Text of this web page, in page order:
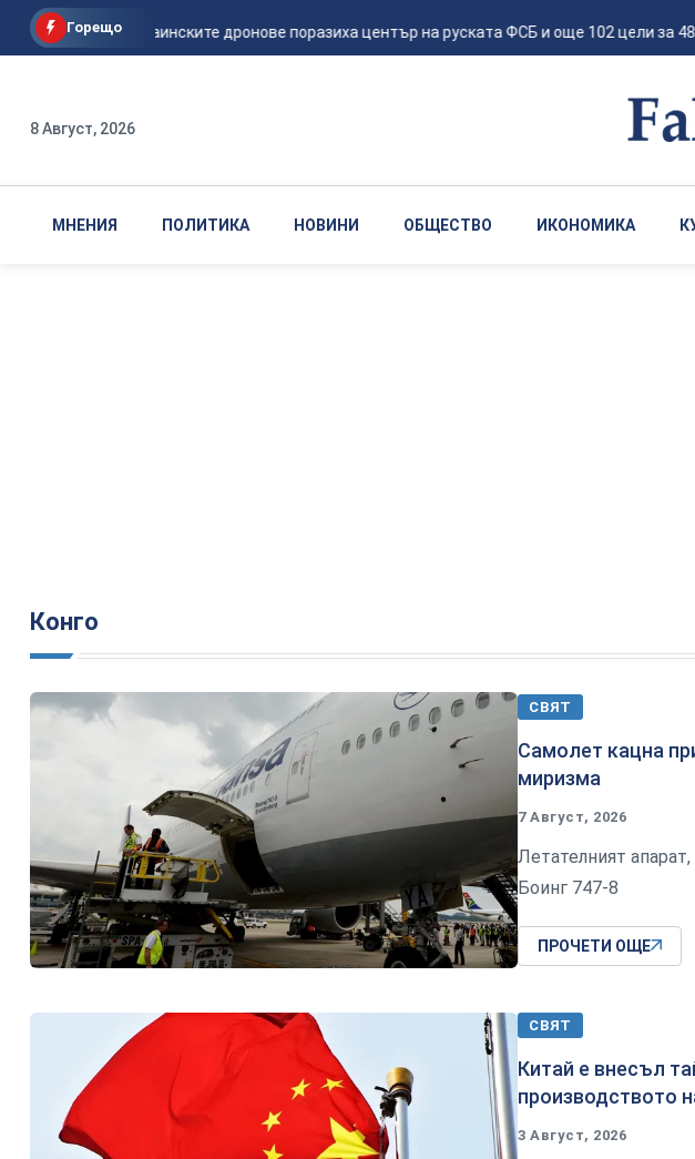
Горещо
Мадяр: Украинските дронове поразиха център на руската ФСБ и още 102 цели за 48
8 Август, 2026
МНЕНИЯ ПОЛИТИКА НОВИНИ ОБЩЕСТВО ИКОНОМИКА
Конго
СВЯТ
Самолет кацна
миризма
7 Август, 2026
Летателният
Боинг 747-8
ПРОЧЕТИ ОЩЕ
СВЯТ
Китай е внесъл
производството
3 Август, 2026